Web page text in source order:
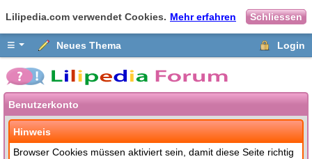
Lilipedia.com verwendet Cookies. Mehr erfahren Schliessen
≡ Neues Thema Login
Benutzerkonto
Hinweis
Browser Cookies müssen aktiviert sein, damit diese Seite richtig